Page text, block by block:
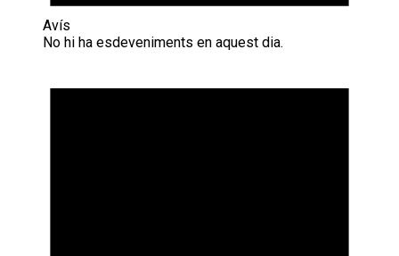
Avís
No hi ha esdeveniments en aquest dia.